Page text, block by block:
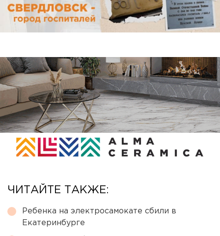
ЧИТАЙТЕ ТАКЖЕ:
Ребенка на электросамокате сбили в
Екатеринбурге